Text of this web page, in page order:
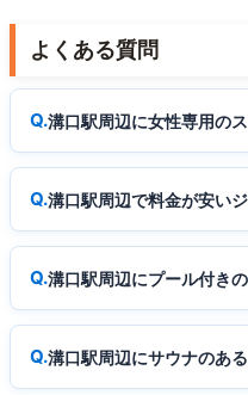
よくある質問
溝口駅周辺に女性専用の
溝口駅周辺で料金が安い
溝口駅周辺にプール付き
溝口駅周辺にサウナのあ